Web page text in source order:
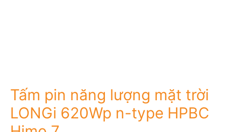
Tấm pin năng lượng mặt trời
LONGi 620Wp n-type HPBC